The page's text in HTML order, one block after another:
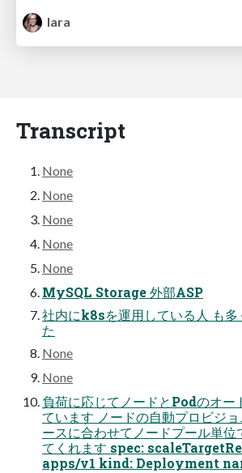
lara
Transcript
None
None
None
None
None
MySQL Storage 外部ASP
社内にk8sを運用している人 も多
た
None
None
負荷に応じてノードとPodのオー
ています ノードの自動プロビジ
ースに合わせてノードプール単位
てくれます spec:
apps/v1 kind: Deployment